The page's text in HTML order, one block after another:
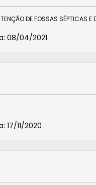
DE FOSSAS SÉPTICAS
08/04/2021
17/11/2020